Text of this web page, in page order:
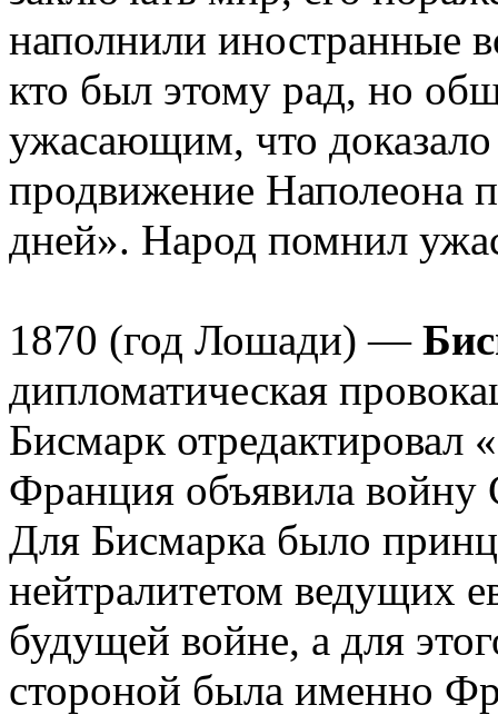
наполнили иностранные
кто был этому рад, но
ужасающим, что
продвижение Наполеона
дней». Народ помнил
1870 (год Лошади) —
дипломатическая
Бисмарк отредактировал
Франция объявила войну
Для Бисмарка было
нейтралитетом ведущих
будущей войне, а для
стороной была именно